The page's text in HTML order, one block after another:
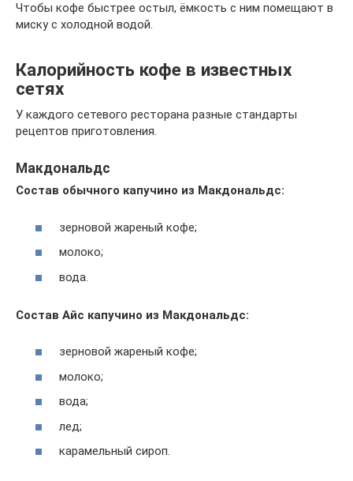
Чтобы кофе быстрее остыл, ёмкость с ним помещают в
миску с холодной водой.
Калорийность кофе в известных
сетях
У каждого сетевого ресторана разные стандарты
рецептов приготовления.
Макдональдс
Состав обычного капучино из Макдональдс:
зерновой жареный кофе;
молоко;
вода.
Состав Айс капучино из Макдональдс:
зерновой жареный кофе;
молоко;
вода;
лед;
карамельный сироп.